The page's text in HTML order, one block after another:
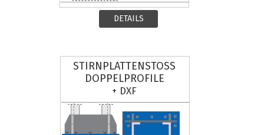
DETAILS
STIRNPLATTENSTOSS
DOPPELPROFILE
+ DXF